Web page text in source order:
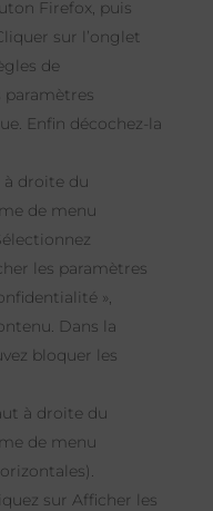
Firefox, puis
sur l’onglet
de
paramètres
Enfin décochez-la
à droite du
de menu
les paramètres
»,
Dans la
bloquer les
à droite du
de menu
sur Afficher les